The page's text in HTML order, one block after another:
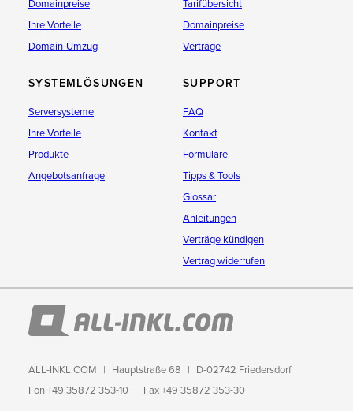
Domainpreise
Ihre Vorteile
Domain-Umzug
Tarifübersicht
Domainpreise
Verträge
SYSTEMLÖSUNGEN
Serversysteme
Ihre Vorteile
Produkte
Angebotsanfrage
SUPPORT
FAQ
Kontakt
Formulare
Tipps & Tools
Glossar
Anleitungen
Verträge kündigen
Vertrag widerrufen
ALL-INKL.COM Hauptstraße 68
D-02742 Friedersdorf
Fon +49 35872 353-10
Fax +49 35872 353-30